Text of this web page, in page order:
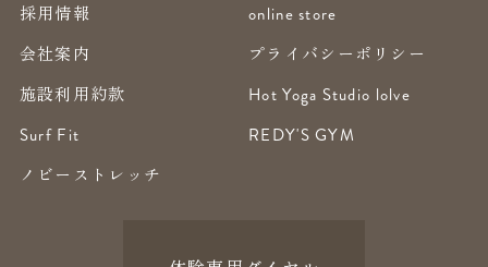
採用情報
online store
会社案内
プライバシーポリシー
施設利用約款
Hot Yoga Studio lolve
Surf Fit
REDY'S GYM
ノビーストレッチ